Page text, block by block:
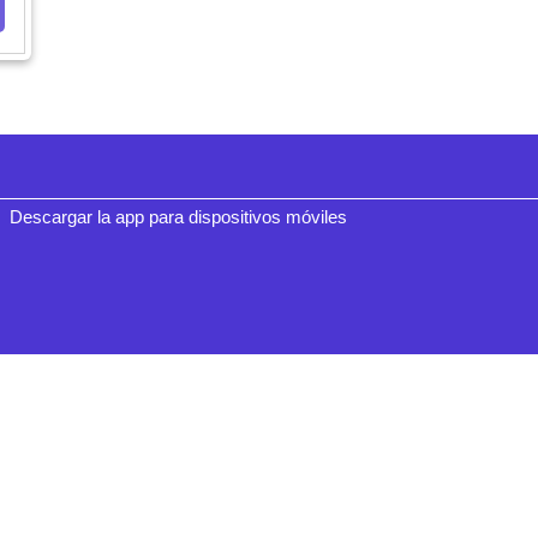
Descargar la app para dispositivos móviles